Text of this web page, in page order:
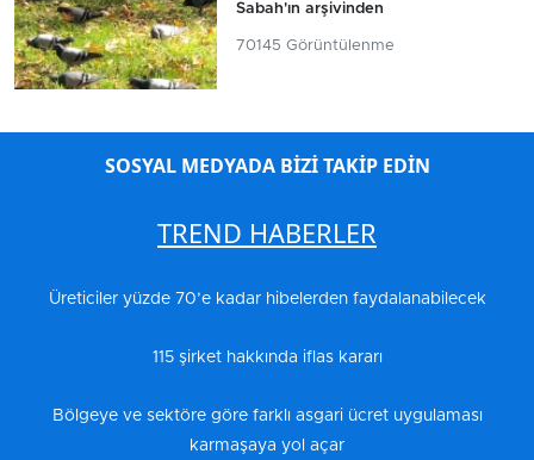
Sabah'ın arşivinden
70145 Görüntülenme
SOSYAL MEDYADA BİZİ TAKİP EDİN
TREND HABERLER
Üreticiler yüzde 70’e kadar hibelerden faydalanabilecek
115 şirket hakkında iflas kararı
Bölgeye ve sektöre göre farklı asgari ücret uygulaması
karmaşaya yol açar